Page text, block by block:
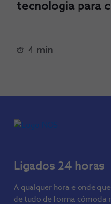
tecnologia para
4 min
Ligados 24 horas
A qualquer hora e onde
de tudo de forma cómoda